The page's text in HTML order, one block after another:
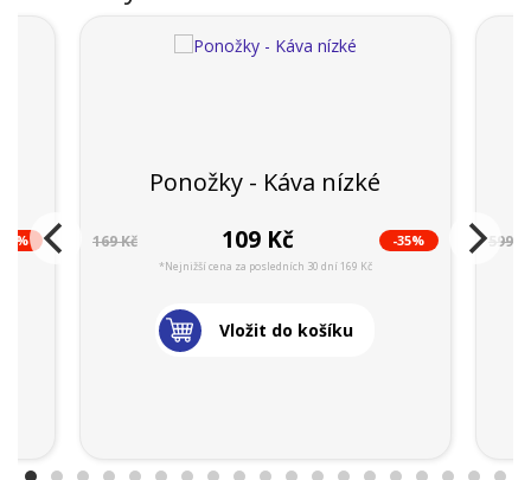
Ponožky - Káva nízké
169 Kč 109 Kč -35%
*Nejnižší cena za posledních 30 dní 169 Kč
Vložit do košíku
599